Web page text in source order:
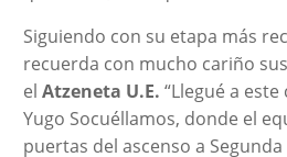
Siguiendo con su etapa más
recuerda con mucho cariño
el Atzeneta U.E. “Llegué a
Yugo Socuéllamos, donde el
puertas del ascenso a